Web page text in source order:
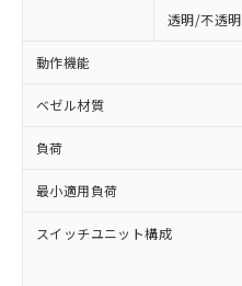
透明/不透明
動作機能
ベゼル材質
負荷
最小適用負荷
スイッチユニット構成